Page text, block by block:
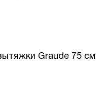
Graude 75 см